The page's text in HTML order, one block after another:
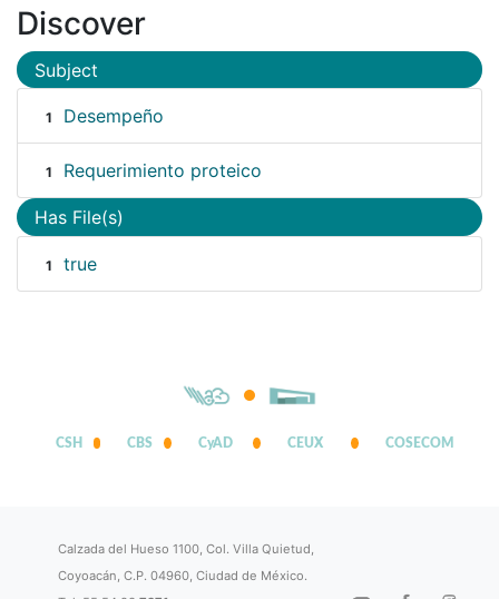
Discover
Subject
1 Desempeño
1 Requerimiento proteico
Has File(s)
1 true
CSH CBS CyAD CEUX COSECOM
Calzada del Hueso 1100, Col. Villa Quietud,
Coyoacán, C.P. 04960, Ciudad de México.